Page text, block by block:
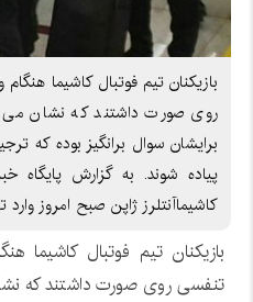
بازیکنان تیم فوتبال کاشیما
روی صورت داشتند که نشان می
برایشان سوال برانگیز بوده که
پیاده شوند. به گزارش پایگاه
کاشیماآنتلرز ژاپن صبح امروز
بازیکنان تیم فوتبال کاشیما
تنفسی روی صورت داشتند که